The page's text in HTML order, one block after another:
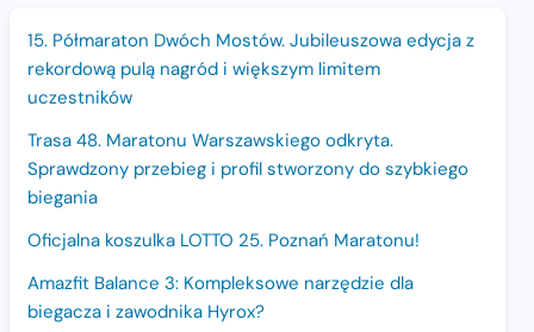
15. Półmaraton Dwóch Mostów. Jubileuszowa edycja z
rekordową pulą nagród i większym limitem
uczestników
Trasa 48. Maratonu Warszawskiego odkryta.
Sprawdzony przebieg i profil stworzony do szybkiego
biegania
Oficjalna koszulka LOTTO 25. Poznań Maratonu!
Amazfit Balance 3: Kompleksowe narzędzie dla
biegacza i zawodnika Hyrox?